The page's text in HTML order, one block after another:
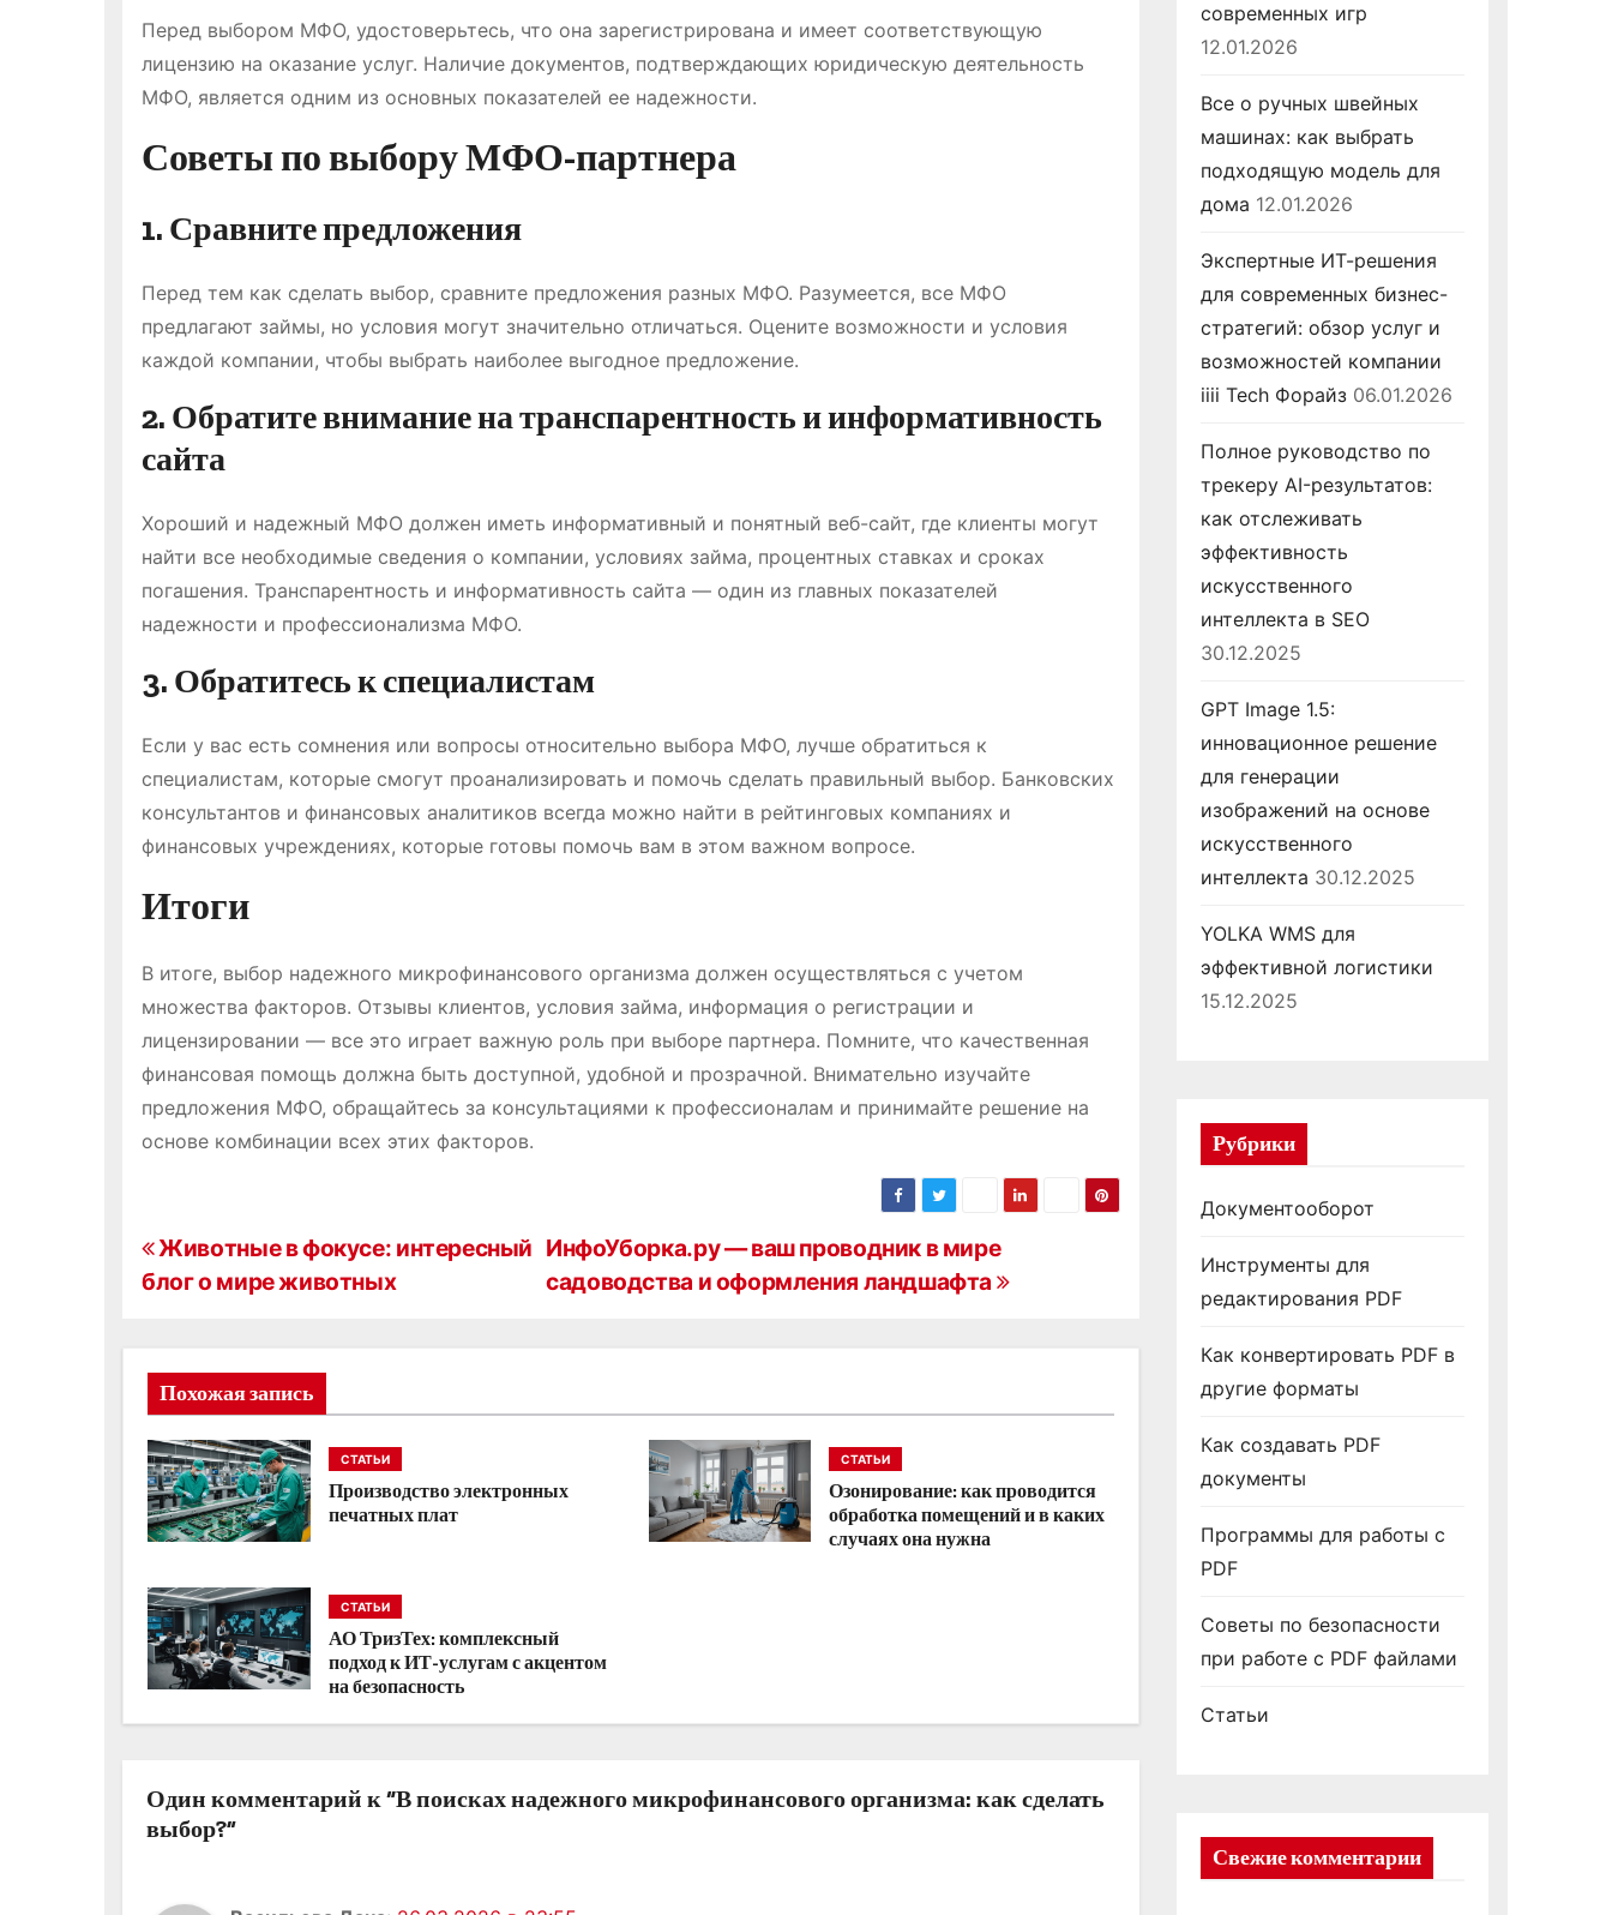
Перед выбором МФО, удостоверьтесь, что она зарегистрирована и имеет соответствующую
лицензию на оказание услуг. Наличие документов, подтверждающих юридическую деятельность
МФО, является одним из основных показателей ее надежности.
Советы по выбору МФО-партнера
1. Сравните предложения
Перед тем как сделать выбор, сравните предложения разных МФО. Разумеется, все МФО
предлагают займы, но условия могут значительно отличаться. Оцените возможности и условия
каждой компании, чтобы выбрать наиболее выгодное предложение.
2. Обратите внимание на транспарентность и информативность
сайта
Хороший и надежный МФО должен иметь информативный и понятный веб-сайт, где клиенты могут
найти все необходимые сведения о компании, условиях займа, процентных ставках и сроках
погашения. Транспарентность и информативность сайта — один из главных показателей
надежности и профессионализма МФО.
3. Обратитесь к специалистам
Если у вас есть сомнения или вопросы относительно выбора МФО, лучше обратиться к
специалистам, которые смогут проанализировать и помочь сделать правильный выбор. Банковских
консультантов и финансовых аналитиков всегда можно найти в рейтинговых компаниях и
финансовых учреждениях, которые готовы помочь вам в этом важном вопросе.
Итоги
В итоге, выбор надежного микрофинансового организма должен осуществляться с учетом
множества факторов. Отзывы клиентов, условия займа, информация о регистрации и
лицензировании — все это играет важную роль при выборе партнера. Помните, что качественная
финансовая помощь должна быть доступной, удобной и прозрачной. Внимательно изучайте
предложения МФО, обращайтесь за консультациями к профессионалам и принимайте решение на
основе комбинации всех этих факторов.
Н
а
и
г
а
ц
и
я
п
о
з
а
ИнфоУборка.ру — ваш проводник в мире
садоводства и оформления ландшафта
Животные в фокусе: интересный
блог о мире животных
Похожая запись
СТАТЬИ
Производство электронных
печатных плат
СТАТЬИ
Озонирование: как проводится
обработка помещений и в каких
случаях она нужна
СТАТЬИ
АО ТризТех: комплексный
подход к ИТ-услугам с акцентом
на безопасность
Один комментарий к “В поисках надежного микрофинансового организма: как сделать
выбор?”
современных игр
12.01.2026
Все о ручных швейных
машинах: как выбрать
подходящую модель для
дома 12.01.2026
Экспертные ИТ-решения
для современных бизнес-
стратегий: обзор услуг и
возможностей компании
iiii Tech Форайз 06.01.2026
Полное руководство по
трекеру AI-результатов:
как отслеживать
эффективность
искусственного
интеллекта в SEO
30.12.2025
GPT Image 1.5:
инновационное решение
для генерации
изображений на основе
искусственного
интеллекта 30.12.2025
YOLKA WMS для
эффективной логистики
15.12.2025
Рубрики
Документооборот
Инструменты для
редактирования PDF
Как конвертировать PDF в
другие форматы
Как создавать PDF
документы
Программы для работы с
PDF
Советы по безопасности
при работе с PDF файлами
Статьи
Свежие комментарии